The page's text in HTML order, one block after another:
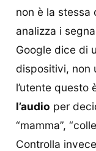
non è la stessa
analizza i
Google dice di
dispositivi, non
l’utente questo
l’audio per
“mamma”,
Controlla